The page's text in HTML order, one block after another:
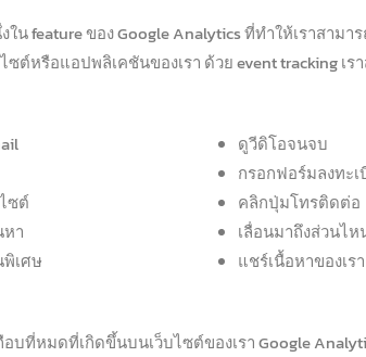
ใน feature ของ Google Analytics ที่ทำให้เราสาม
ต์หรือแอปพลิเคชันของเรา ด้วย event tracking เ
ซต์
า
เศษ
ดูวีดิโอจนจบ
กรอกฟอร์มลงทะ
คลิกปุ่มโทรติดต่อ
เลื่อนมาถึงส่วนไ
แชร์เนื้อหาของเรา
อบที่หมดที่เกิดขึ้นบนเว็บไซต์ของเรา Google